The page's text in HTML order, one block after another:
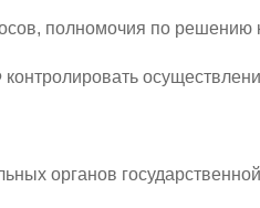
полномочия по решению
контролировать
органов